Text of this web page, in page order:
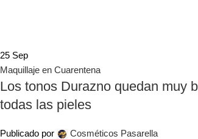
25 Sep
Maquillaje en Cuarentena
Los tonos Durazno quedan muy
todas las pieles
Publicado por
Cosméticos Pasarella